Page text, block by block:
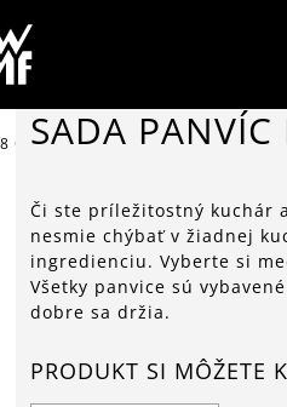
CMSADA
Či ste príležitostný kuchár
nesmie chýbať v žiadnej
ingredienciu. Vyberte si
Všetky panvice sú
dobre sa držia.
PRODUKT SI MÔŽETE